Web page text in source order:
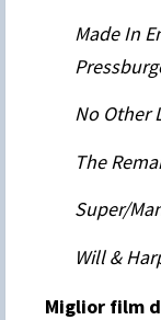
Made In
No Other
The
Super/
Will &
Miglior film